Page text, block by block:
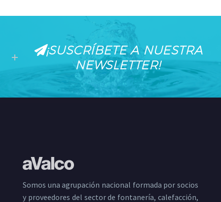
¡SUSCRÍBETE A NUESTRA
NEWSLETTER!
Somos una agrupación nacional formada por socios
y proveedores del sector de fontanería, calefacción,